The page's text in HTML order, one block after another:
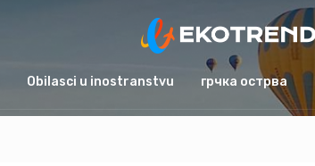
Obilasci u inostranstvu грчка острва